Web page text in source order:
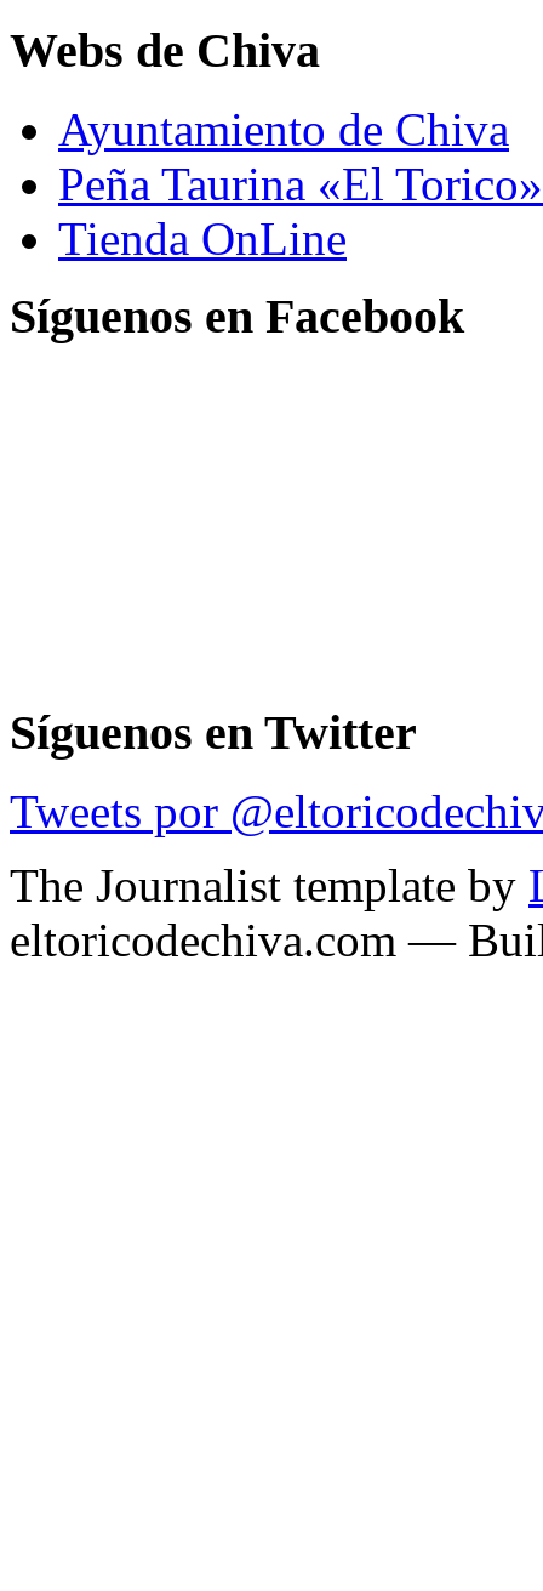
Webs de Chiva
Ayuntamiento de Chiva
Peña Taurina «El Torico»
Tienda OnLine
Síguenos en Facebook
Síguenos en Twitter
Tweets por
The Journalist template by
eltoricodechiva.com —